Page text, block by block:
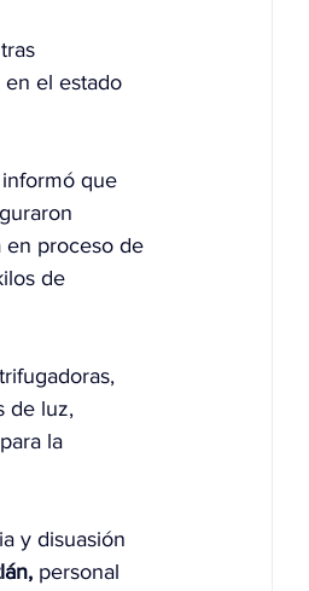
en el estado
informó que
en proceso de
de
de luz,
la
y disuasión
personal